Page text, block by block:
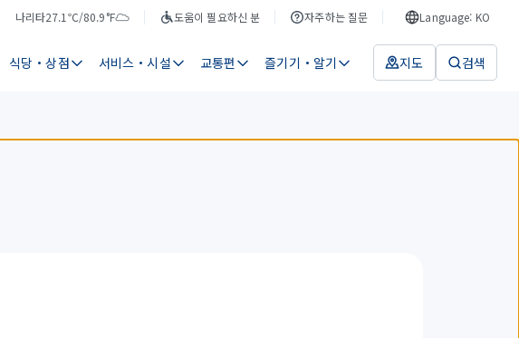
나리타
기
27.1℃/80.9°F
날
도움이 필요하신 분 자주하는 질문 Language: KO
식당・상점 서비스・시설 교통편 즐기기・알기 지도 검색